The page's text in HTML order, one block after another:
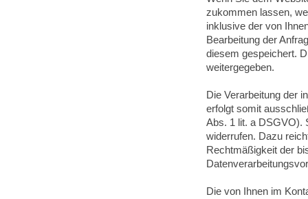
zukommen lassen,
inklusive der von
Bearbeitung der
diesem gespeichert.
weitergegeben.
Die Verarbeitung der
erfolgt somit
Abs. 1 lit. a DSGVO).
widerrufen. Dazu
Rechtmäßigkeit der
Die von Ihnen im